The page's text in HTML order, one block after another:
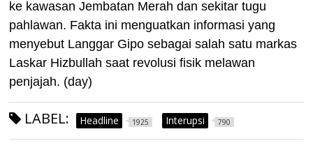
ke kawasan Jembatan Merah dan sekitar tugu
pahlawan. Fakta ini menguatkan informasi yang
menyebut Langgar Gipo sebagai salah satu markas
Laskar Hizbullah saat revolusi fisik melawan
penjajah. (day)
LABEL: Headline 1925 Interupsi 790